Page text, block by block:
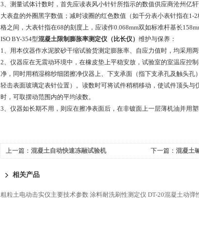
3、测量试体计数时，首先应读表风小针针所指示的数值供应商沧州亿
大表盘的外圈黑字数值；减时读圈的红色数值（如千分表小表针指在1-
格之间，大表针指在68的刻度上，应读作0.068mm双如标准杆基长
ISO BY-354型混凝土限制膨胀率测定仪（比长仪） 维护与保养：
1、用本仪器作水泥胶砂干缩试验货测定膨胀率、自应力值时，均采用
2、仪器应在无震动环境中，在橡皮垫上平稳安放，试验室的室温应控
净，同时用稍湿棉纱细团擦净仪器上、下支承面（指下支承孔及触头
轻击表面玻璃定表针位置）。读数时可将试件稍稍移动，使试件顶头
时，可取摆动范围内的平均读数。
3、仪器如长期不用，则应在擦净表面后，在非镀面上一层薄机油并用塑
上一篇： 混凝土自动快速冻融试验机 下一篇： 混凝土
相关产品
粗粒土电动击实仪主要技术参数 涂料耐洗刷性测定仪 DT-20混凝土动弹